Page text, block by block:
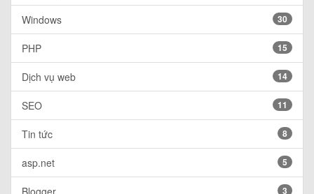
Windows 30
PHP 15
Dịch vụ web 14
SEO 11
Tin tức 8
asp.net 5
Blogger 3